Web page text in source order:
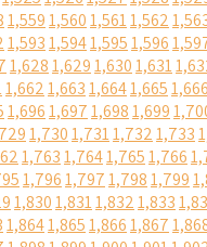
1,5591,5601,5611,562
1,5931,5941,5951,596
1,6281,6291,6301,631
1,6621,6631,6641,6651,666
1,6961,6971,6981,699
1,7301,7311,7321,733
1,7631,7641,7651,766
1,7961,7971,7981,799
1,8301,8311,8321,833
1,8641,8651,8661,867